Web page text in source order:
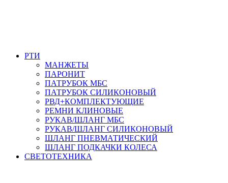
РТИ
МАНЖЕТЫ
ПАРОНИТ
ПАТРУБОК МБС
ПАТРУБОК СИЛИКОНОВЫЙ
РВД+КОМПЛЕКТУЮЩИЕ
РЕМНИ КЛИНОВЫЕ
РУКАВ/ШЛАНГ МБС
РУКАВ/ШЛАНГ СИЛИКОНОВЫЙ
ШЛАНГ ПНЕВМАТИЧЕСКИЙ
ШЛАНГ ПОДКАЧКИ КОЛЕСА
СВЕТОТЕХНИКА